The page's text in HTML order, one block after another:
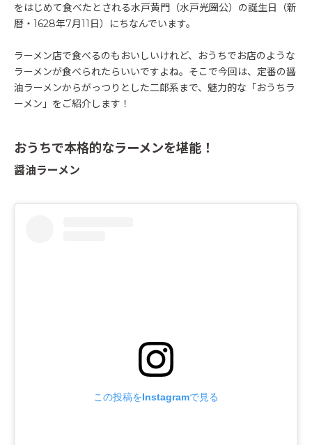
をはじめて食べたとされる水戸黄門（水戸光圀公）の誕生日（新
暦・1628年7月11日）にちなんでいます。
ラーメン店で食べるのもおいしいけれど、おうちでお店のような
ラーメンが食べられたらいいですよね。そこで今回は、定番の醤
油ラーメンからがっつりとした二郎系まで、魅力的な「おうちラ
ーメン」をご紹介します！
おうちで本格的なラーメンを堪能！
醤油ラーメン
この投稿をInstagramで見る